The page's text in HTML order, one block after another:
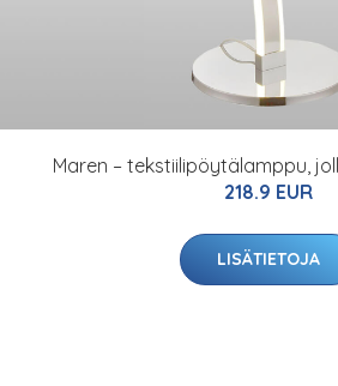
Maren – tekstiilipöytälamppu,
218.9 EUR
LISÄTIETOJA